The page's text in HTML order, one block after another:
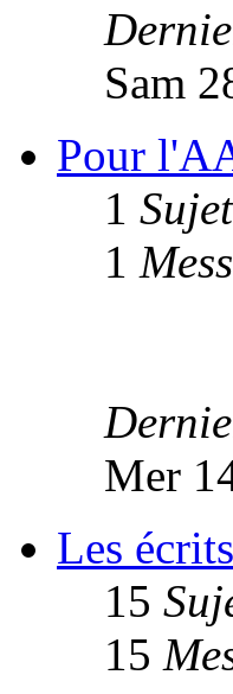
Sam
Pour
1
1
Mer
Les
15
15